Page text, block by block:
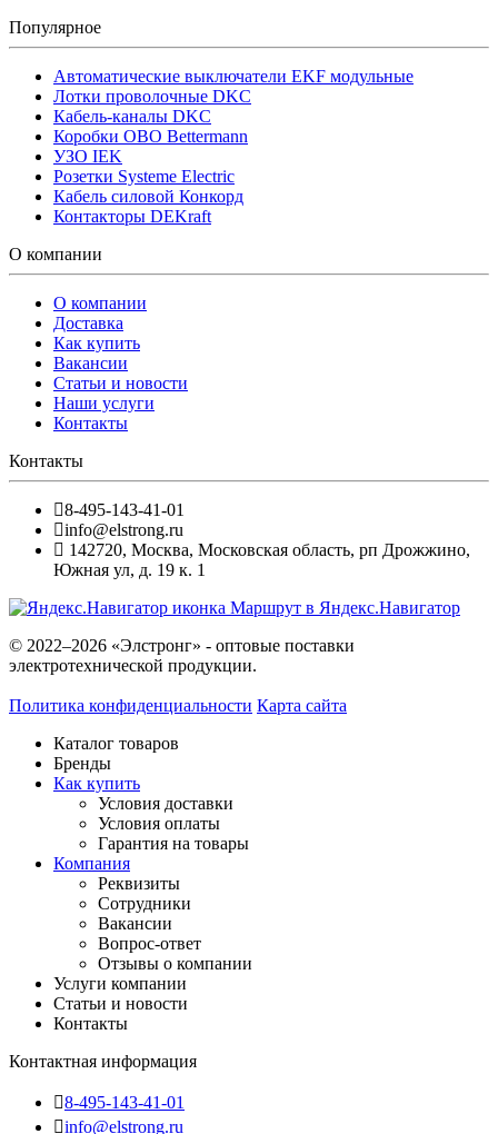
Популярное
Автоматические выключатели EKF модульные
Лотки проволочные DKC
Кабель-каналы DKC
Коробки OBO Bettermann
УЗО IEK
Розетки Systeme Electric
Кабель силовой Конкорд
Контакторы DEKraft
О компании
О компании
Доставка
Как купить
Вакансии
Статьи и новости
Наши услуги
Контакты
Контакты
8-495-143-41-01
info@elstrong.ru
142720, Москва, Московская область, рп Дрожжино,
Южная ул, д. 19 к. 1
Маршрут в Яндекс.Навигатор
© 2022–2026 «Элстронг» - оптовые поставки
электротехнической продукции.
Политика конфиденциальности Карта сайта
Каталог товаров
Бренды
Как купить
Условия доставки
Условия оплаты
Гарантия на товары
Компания
Реквизиты
Сотрудники
Вакансии
Вопрос-ответ
Отзывы о компании
Услуги компании
Статьи и новости
Контакты
Контактная информация
8-495-143-41-01
info@elstrong.ru